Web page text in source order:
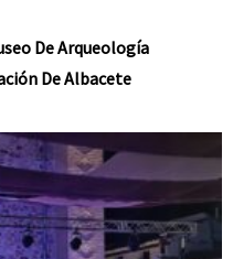
De Arqueología
De Albacete